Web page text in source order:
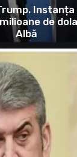
Instanța
de
Albă